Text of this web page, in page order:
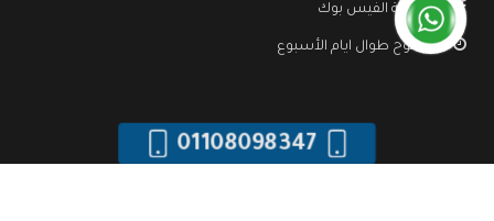
صفحة الفيس بوك
مفتوح طوال ايام الأسبوع
01108098347